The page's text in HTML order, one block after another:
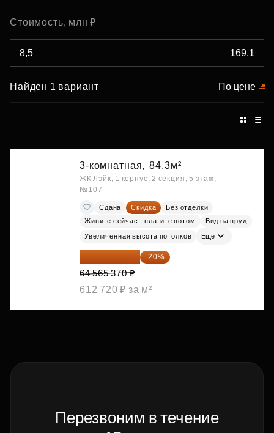
Стоимость, млн ₽
Найден 1 вариант По цене
3-комнатная, 84.3м²
ЖК Лэйк, 1 корпус, 2 секция, 5 этаж,
№107
Сдана Скидка
Без отделки
Живите сейчас - платите потом
Вид на пруд
Увеличенная высота потолков Ещё
51 652 296 ₽ -20%
64 565 370 ₽
612 720 ₽ за м²
Перезвоним в течение